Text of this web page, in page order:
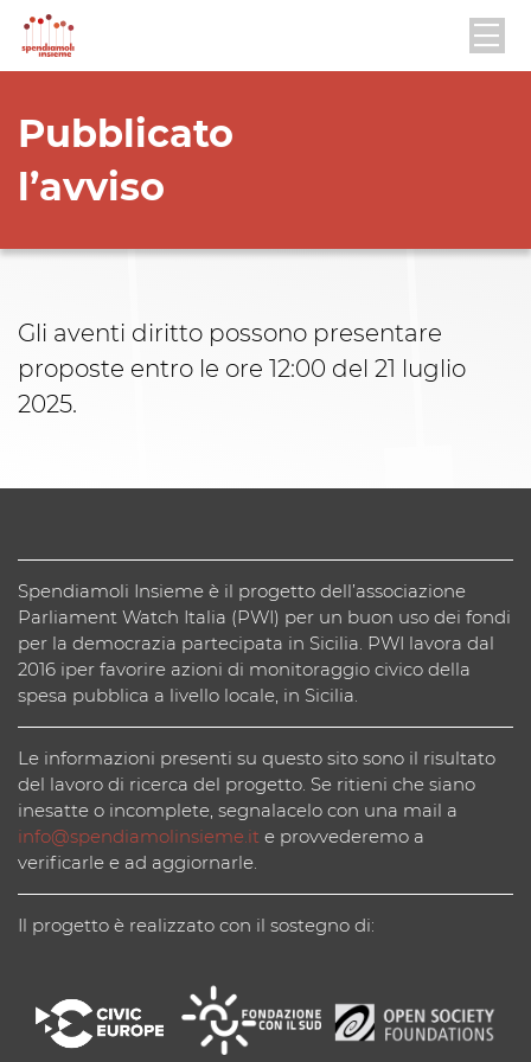
Pubblicato
l’avviso
Gli aventi diritto possono presentare
proposte entro le ore 12:00 del 21 luglio
2025.
Spendiamoli Insieme è il progetto dell’associazione
Parliament Watch Italia (PWI) per un buon uso dei fondi
per la democrazia partecipata in Sicilia. PWI lavora dal
2016 iper favorire azioni di monitoraggio civico della
spesa pubblica a livello locale, in Sicilia.
Le informazioni presenti su questo sito sono il risultato
del lavoro di ricerca del progetto. Se ritieni che siano
inesatte o incomplete, segnalacelo con una mail a
info@spendiamolinsieme.it e provvederemo a
verificarle e ad aggiornarle.
Il progetto è realizzato con il sostegno di: